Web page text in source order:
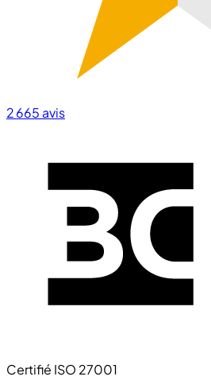
2 665 avis
Certifié ISO 27001